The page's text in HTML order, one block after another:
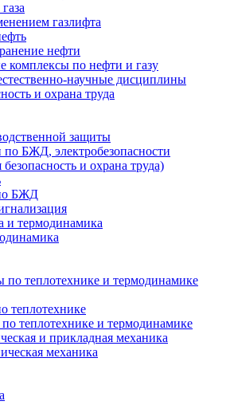
газлифта
нефти
комплексы по нефти и газу
научные дисциплины
и охрана труда
защиты
по БЖД, электробезопасности
и охрана труда)
БЖД
и термодинамика
по теплотехнике и термодинамике
теплотехнике
теплотехнике и термодинамике
и прикладная механика
механика